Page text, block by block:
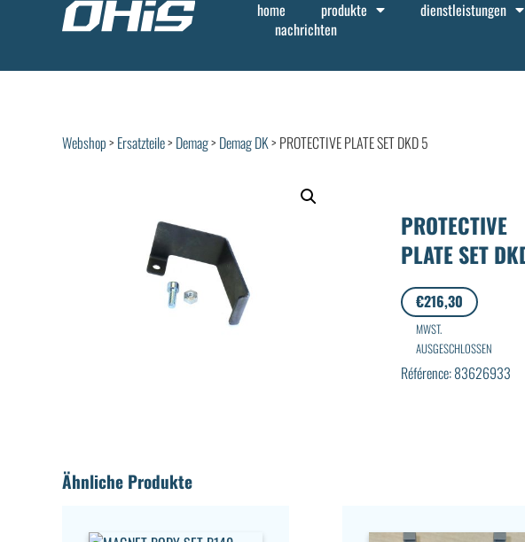
home produkte dienstleistungen
nachrichten
Webshop> Ersatzteile> Demag> Demag DK> PROTECTIVE PLATE SET DKD 5
PROTECTIVE
PLATE SET
€216,30
MWST.
AUSGESCHLOSSEN
Référence: 83626933
Ähnliche Produkte